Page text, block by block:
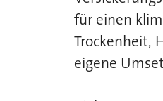
für einen
Trockenheit,
eigene